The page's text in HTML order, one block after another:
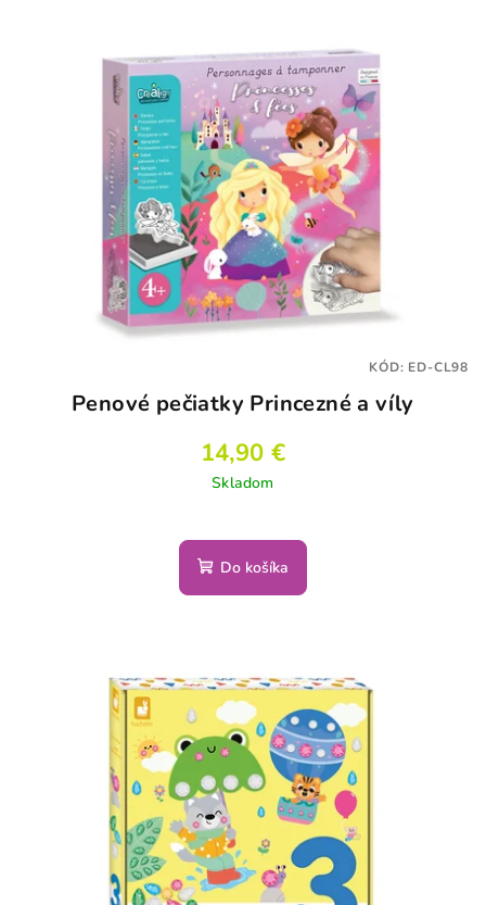
Penové pečiatky Princezné a víly
14,90 €
Skladom
Do košíka
KÓD: ED-CL98